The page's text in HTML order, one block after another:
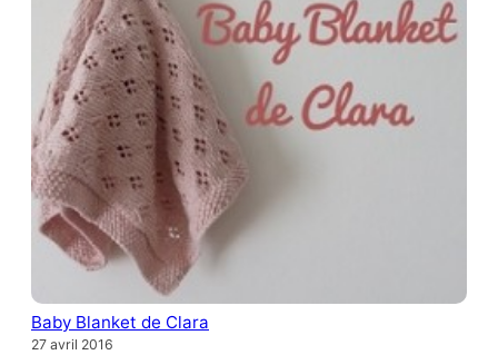
Baby Blanket de Clara
27 avril 2016